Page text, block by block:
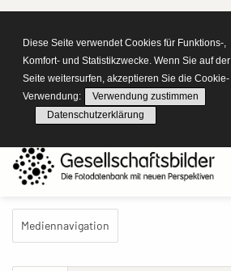
Diese Seite verwendet Cookies für Funktions-,
Komfort- und Statistikzwecke. Wenn Sie auf der
Seite weitersurfen, akzeptieren Sie die Cookie-
Verwendung:
Verwendung zustimmen
Datenschutzerklärung
Mediennavigation